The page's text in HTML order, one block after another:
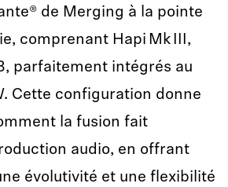
de Merging à la pointe
comprenant Hapi Mk III,
parfaitement intégrés au
Cette configuration donne
la fusion fait
audio, en offrant
évolutivité et une flexibilité